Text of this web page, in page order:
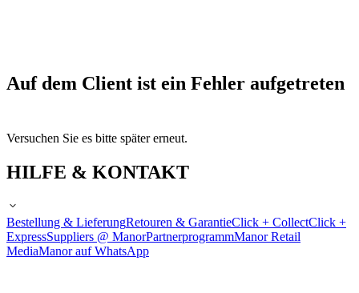
Auf dem Client ist ein Fehler aufgetreten
Versuchen Sie es bitte später erneut.
HILFE & KONTAKT
Bestellung & LieferungRetouren & GarantieClick + CollectClick +
ExpressSuppliers @ ManorPartnerprogrammManor Retail
MediaManor auf WhatsApp